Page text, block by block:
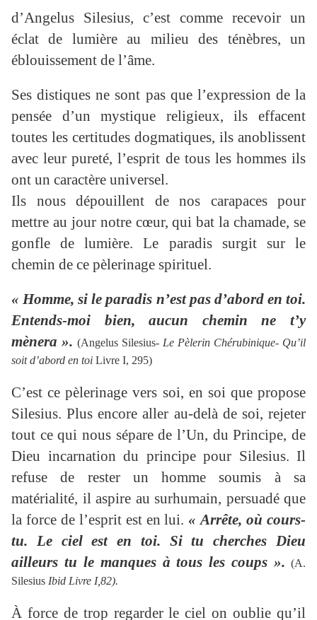
d’Angelus Silesius, c’est comme recevoir un
éclat de lumière au milieu des ténèbres, un
éblouissement de l’âme.
Ses distiques ne sont pas que l’expression de la
pensée d’un mystique religieux, ils effacent
toutes les certitudes dogmatiques, ils anoblissent
avec leur pureté, l’esprit de tous les hommes ils
ont un caractère universel.
Ils nous dépouillent de nos carapaces pour
mettre au jour notre cœur, qui bat la chamade, se
gonfle de lumière. Le paradis surgit sur le
chemin de ce pèlerinage spirituel.
« Homme, si le paradis n’est pas d’abord en toi.
Entends-moi bien, aucun chemin ne t’y
mènera ». (Angelus Silesius- Le Pèlerin Chérubinique- Qu’il
soit d’abord en toi Livre I, 295)
C’est ce pèlerinage vers soi, en soi que propose
Silesius. Plus encore aller au-delà de soi, rejeter
tout ce qui nous sépare de l’Un, du Principe, de
Dieu incarnation du principe pour Silesius. Il
refuse de rester un homme soumis à sa
matérialité, il aspire au surhumain, persuadé que
la force de l’esprit est en lui. « Arrête, où cours-
tu. Le ciel est en toi. Si tu cherches Dieu
ailleurs tu le manques à tous les coups ». (A.
Silesius Ibid Livre I,82).
À force de trop regarder le ciel on oublie qu’il